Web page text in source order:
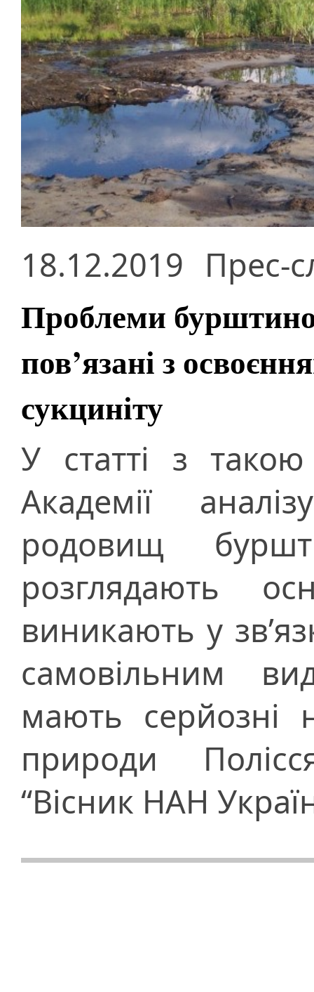
18.12.2019 Прес-
Проблеми
пов’язані з
сукциніту
У статті з
Академії
родовищ
розглядають
виникають у
самовільним
мають серйозні
природи
“Вісник НАН